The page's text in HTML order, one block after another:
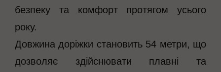
безпеку та комфорт протягом усього
року.
Довжина доріжки становить 54 метри, що
дозволяє здійснювати плавні та